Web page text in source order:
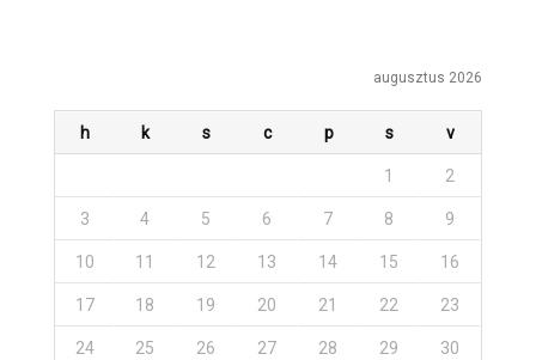
augusztus 2026
h k s c p s v
1 2
3 4 5 6 7 8 9
10 11 12 13 14 15 16
17 18 19 20 21 22 23
24 25 26 27 28 29 30